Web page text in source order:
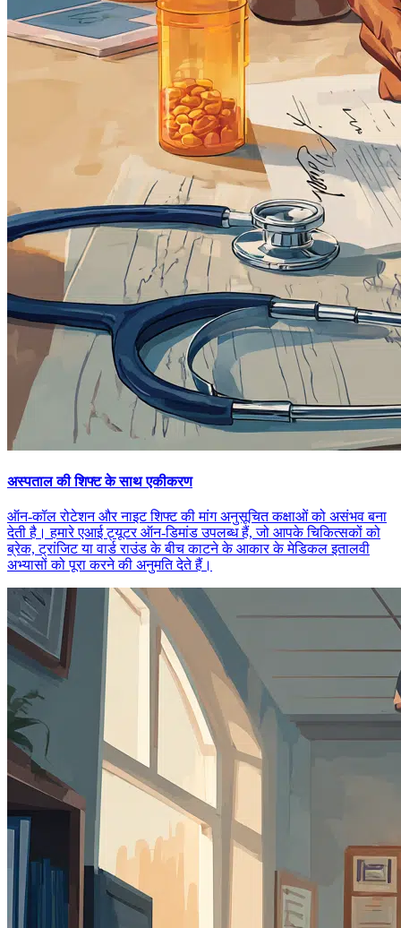
अस्पताल की शिफ्ट के साथ एकीकरण
ऑन-कॉल रोटेशन और नाइट शिफ्ट की मांग अनुसूचित कक्षाओं को असंभव बना
देती है। हमारे एआई ट्यूटर ऑन-डिमांड उपलब्ध हैं, जो आपके चिकित्सकों को
ब्रेक, ट्रांजिट या वार्ड राउंड के बीच काटने के आकार के मेडिकल इतालवी
अभ्यासों को पूरा करने की अनुमति देते हैं।